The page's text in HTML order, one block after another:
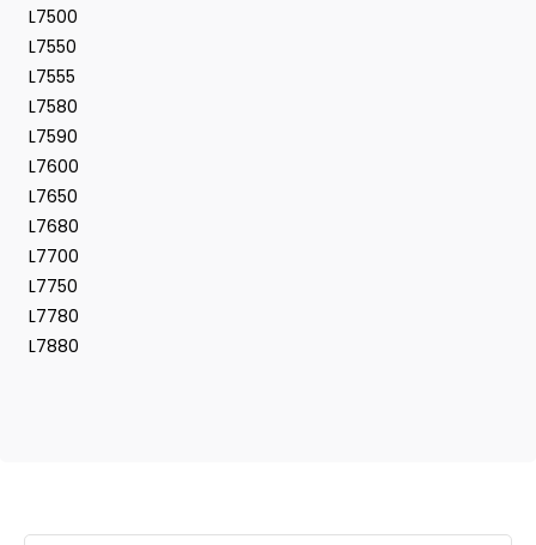
L7500
L7550
L7555
L7580
L7590
L7600
L7650
L7680
L7700
L7750
L7780
L7880